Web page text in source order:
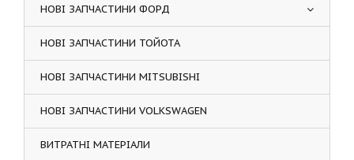
НОВІ ЗАПЧАСТИНИ ФОРД
НОВІ ЗАПЧАСТИНИ ТОЙОТА
НОВІ ЗАПЧАСТИНИ MITSUBISHI
НОВІ ЗАПЧАСТИНИ VOLKSWAGEN
ВИТРАТНІ МАТЕРІАЛИ